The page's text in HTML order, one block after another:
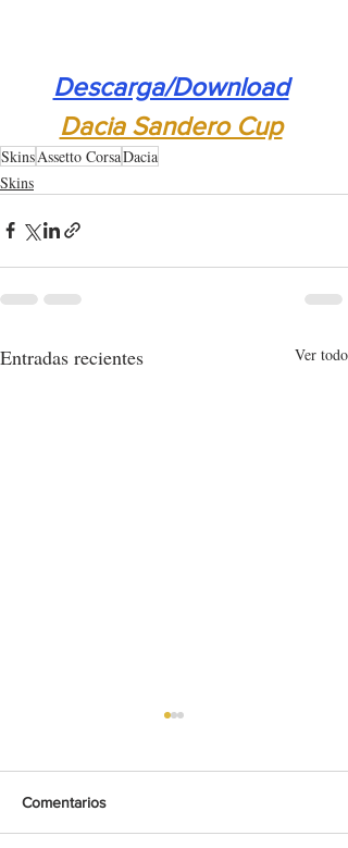
Descarga/Download
Dacia Sandero Cup
SkinsAssetto CorsaDacia
Skins
Entradas recientes Ver todo
Comentarios